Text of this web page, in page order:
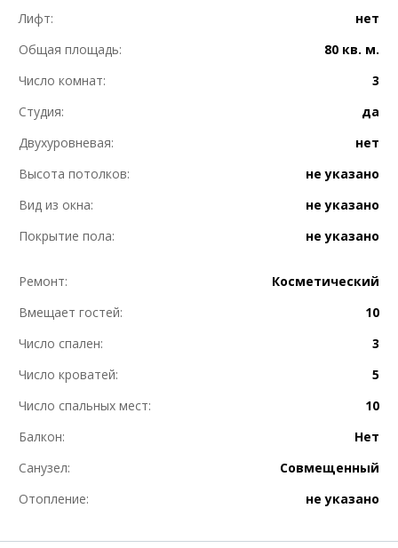
Лифт:
нет
Общая площадь:
80 кв. м.
Число комнат:
3
Студия:
да
Двухуровневая:
нет
Высота потолков:
не указано
Вид из окна:
не указано
Покрытие пола:
не указано
Ремонт:
Косметический
Вмещает гостей:
10
Число спален:
3
Число кроватей:
5
Число спальных мест:
10
Балкон:
Нет
Санузел:
Совмещенный
Отопление:
не указано